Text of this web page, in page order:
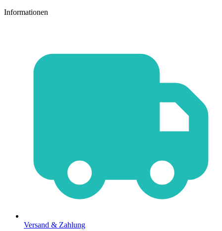
Informationen
Versand & Zahlung